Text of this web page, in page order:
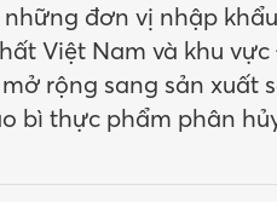
đơn vị nhập
Việt Nam và khu
rộng sang sản xuất
bì thực phẩm phân